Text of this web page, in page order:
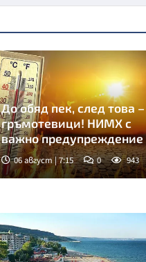
До обяд пек, след това –
гръмотевици! НИМХ с
важно предупреждение
06 август | 7:15 0 943